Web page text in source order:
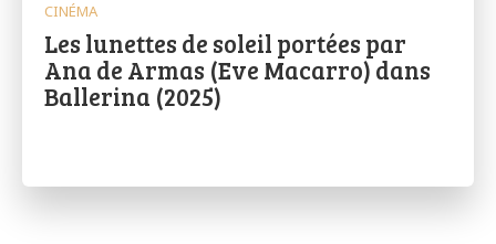
CINÉMA
Les lunettes de soleil portées par
Ana de Armas (Eve Macarro) dans
Ballerina (2025)